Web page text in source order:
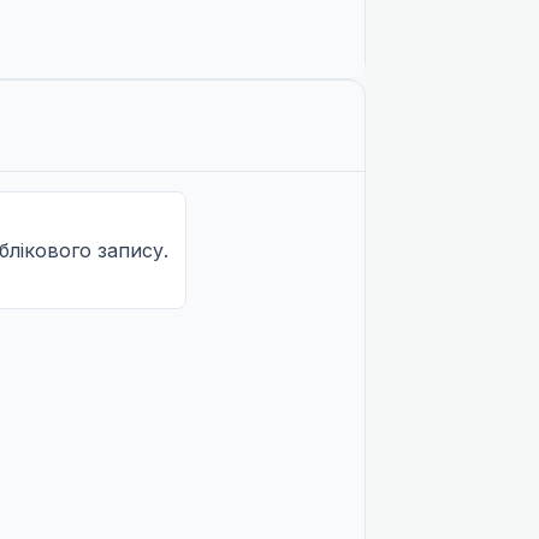
запису.